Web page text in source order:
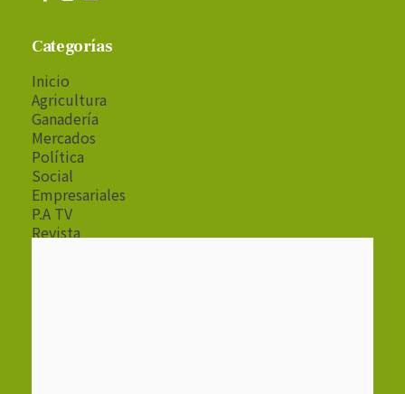
Categorías
Inicio
Agricultura
Ganadería
Mercados
Política
Social
Empresariales
P.A TV
Revista